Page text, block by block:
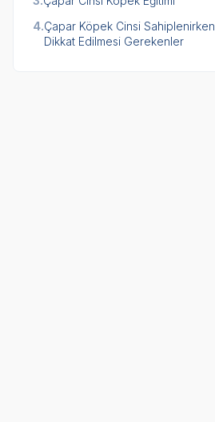
4.Çapar Köpek Cinsi Sahiplenirken
Dikkat Edilmesi Gerekenler